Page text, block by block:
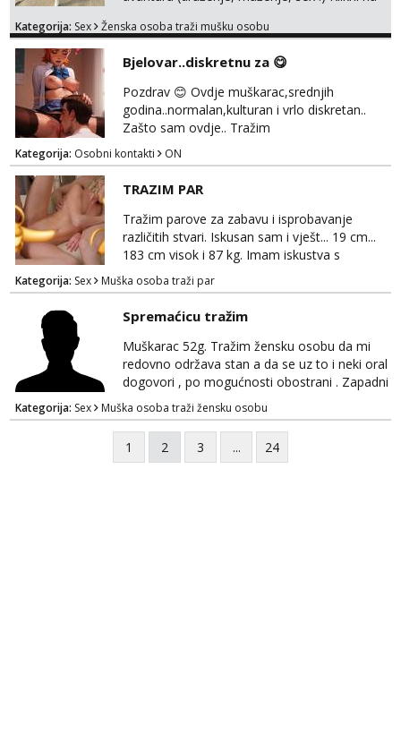
Kategorija: Sex Ženska osoba traži mušku osobu
Bjelovar..diskretnu za 😋
Pozdrav 😊 Ovdje muškarac,srednjih
godina..normalan,kulturan i vrlo diskretan..
Zašto sam ovdje.. Tražim
djevojku,gospođicu, kojoj bih pružio,pružao
oralno zadovoljstvo.. Ako si znatiželjna,ili
željna,i želiš uživat u strastvenom oralu,javi se
sa potpunim povjerenjem..i opusti se i
prepusti.. Manje bitno jel si mršavica,ili slatka
bucka..bitno mi je da si diskretna i uredna..
Bjelovar, o...
Kategorija: Osobni kontakti ON
TRAZIM PAR
Tražim parove za zabavu i isprobavanje
različitih stvari. Iskusan sam i vješt... 19 cm...
183 cm visok i 87 kg. Imam iskustva s
parovima, potpuno sam zdrava i njegovana, a
privatnost je apsolutno najvažnija. Ozbiljni
parovi mogu me kontaktirati putem
WhatsAppa ili Vibera. Samo ozbiljni parovi
trebaju slati poruke ili zvati. Blokiram one koji
nisu ozbiljni.
Kategorija: Sex Muška osoba traži par
Spremaćicu tražim
Muškarac 52g. Tražim žensku osobu da mi
redovno održava stan a da se uz to i neki oral
dogovori , po mogućnosti obostrani . Zapadni
dio Zagreba .Javiti se prvo porukom na
WhatsApp 0958634499
Kategorija: Sex Muška osoba traži žensku osobu
1 2 3 ... 24